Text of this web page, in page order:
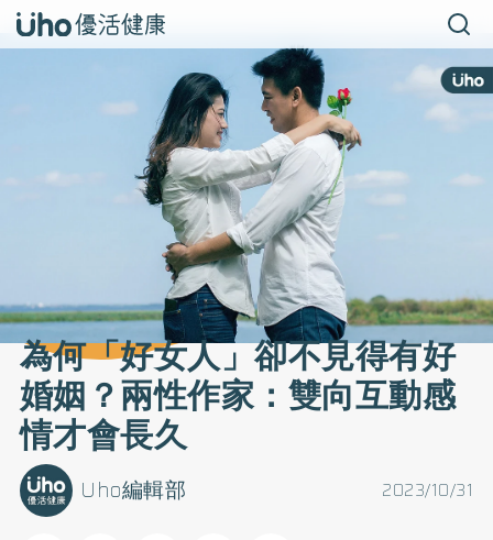
為何「好女人」卻不見得有好
婚姻？兩性作家：雙向互動感
情才會長久
2023/10/31
Uho編輯部